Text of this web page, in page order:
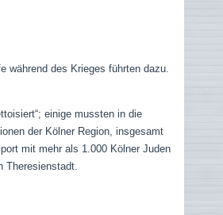
während des Krieges führten dazu.
einige mussten in die
der Kölner Region, insgesamt
mit mehr als 1.000 Kölner Juden
Theresienstadt.